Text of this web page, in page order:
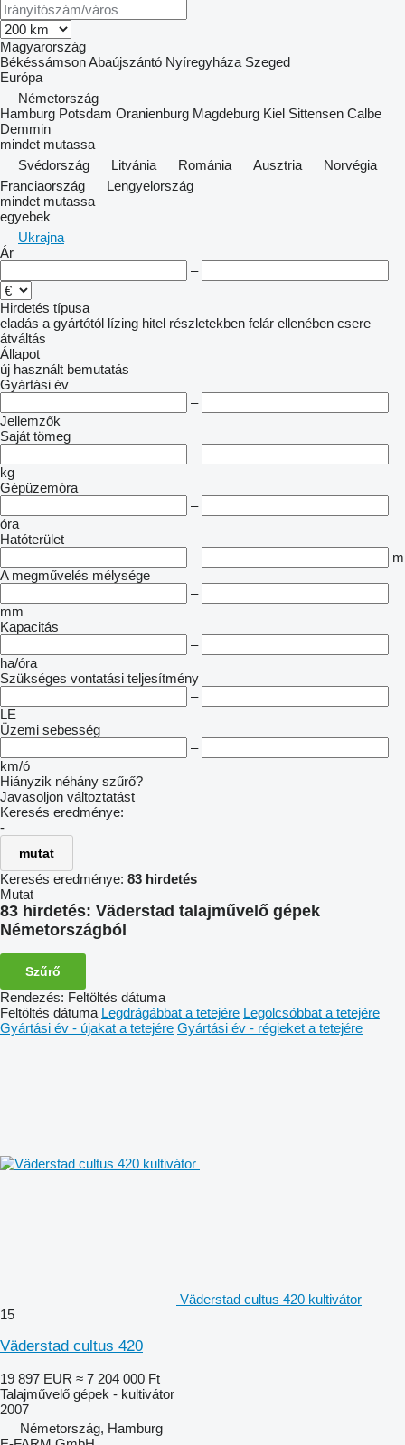
Magyarország
BékéssámsonAbaújszántó Nyíregyháza Szeged
Európa
Németország
Hamburg Potsdam Oranienburg Magdeburg Kiel Sittensen Calbe
Demmin
mindet mutassa
Svédország
Litvánia Románia Ausztria
Norvégia
Franciaország
Lengyelország
mindet mutassa
egyebek
Ukrajna
Ár
–
Hirdetés típusa
eladás a gyártótól lízing hitel részletekben felár ellenében csere
átváltás
Állapot
új használt bemutatás
Gyártási év
–
Jellemzők
Saját tömeg
–
kg
Gépüzemóra
–
óra
Hatóterület
–
m
A megművelés mélysége
–
mm
Kapacitás
–
ha/óra
Szükséges vontatási teljesítmény
–
LE
Üzemi sebesség
–
km/ó
Hiányzik néhány szűrő?
Javasoljon változtatást
Keresés eredménye:
-
mutat
Keresés eredménye: 83 hirdetés
Mutat
83 hirdetés: Väderstad talajművelő gépek
Németországból
Szűrő
Rendezés: Feltöltés dátuma
Feltöltés dátuma Legdrágábbat a tetejére Legolcsóbbat a tetejére
Gyártási év - újakat a tetejére Gyártási év - régieket a tetejére
Väderstad cultus 420 kultivátor
15
Väderstad cultus 420
19 897 EUR ≈ 7 204 000 Ft
Talajművelő gépek - kultivátor
2007
Németország, Hamburg